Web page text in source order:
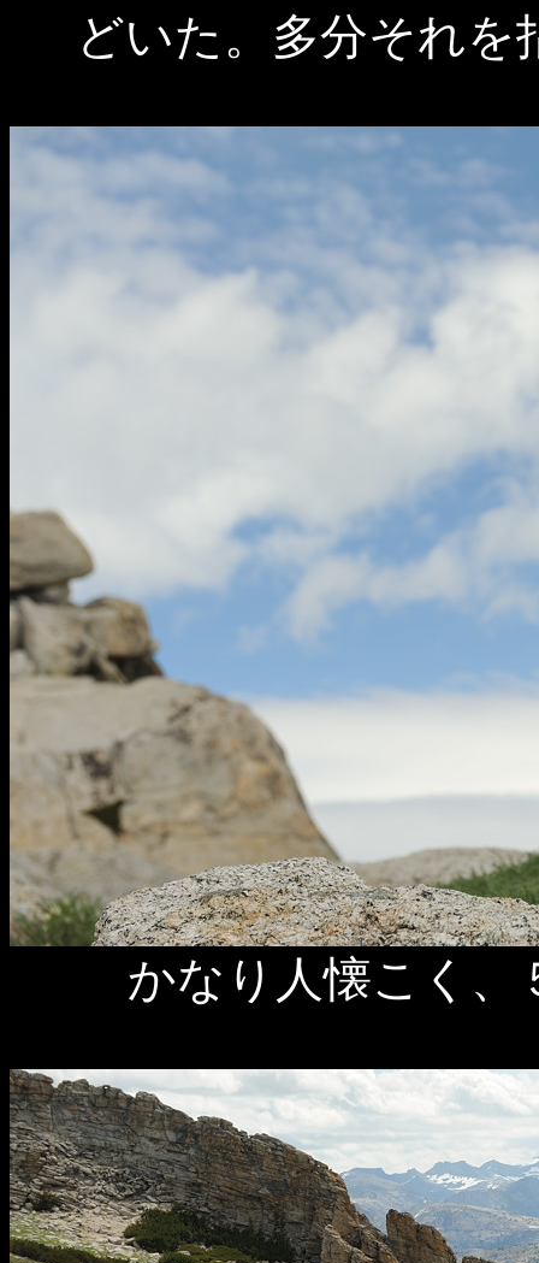
どいた。多分それ
かなり人懐こく、